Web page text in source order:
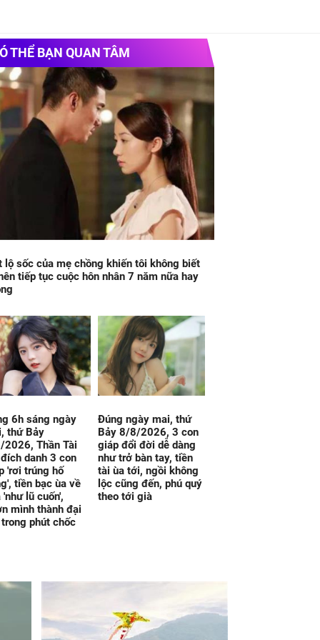
THỂ BẠN QUAN TÂM
lộ sốc của mẹ chồng khiến tôi không biết
tiếp tục cuộc hôn nhân 7 năm nữa hay
6h sáng ngày
thứ Bảy
Thần Tài
danh 3 con
'rơi trúng hố
tiền bạc ùa về
'như lũ cuốn',
mình thành đại
phút chốc
Đúng ngày mai, thứ
Bảy 8/8/2026, 3 con
giáp đổi đời dễ dàng
như trở bàn tay, tiền
tài ùa tới, ngồi không
lộc cũng đến, phú quý
theo tới già